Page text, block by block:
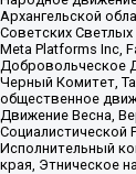
Архангельской
Советских
Meta Platforms Inc,
Добровольческое
Черный Комитет,
общественное
Движение Весна,
Социалистической
Исполнительный
края, Этническое